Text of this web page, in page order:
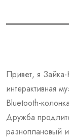
Привет, я
интерактивная
Bluetooth-
Дружба
разноплановый